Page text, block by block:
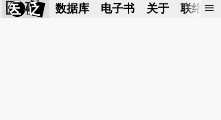
医 砭 数据库 电子书 关于 联络我
menu